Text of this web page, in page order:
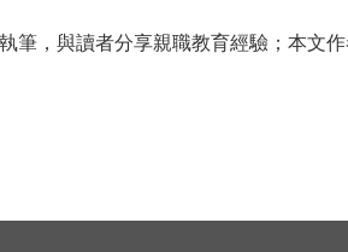
筆，與讀者分享親職教育經驗；本文作